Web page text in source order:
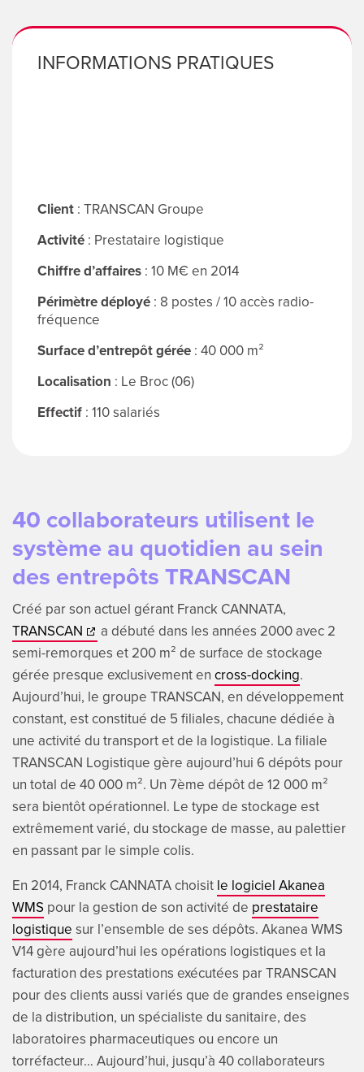
INFORMATIONS PRATIQUES
Client: TRANSCAN Groupe
Activité: Prestataire logistique
Chiffre d’affaires: 10 M€ en 2014
Périmètre déployé: 8 postes / 10 accès radio-
fréquence
Surface d’entrepôt gérée: 40 000 m²
Localisation : Le Broc (06)
Effectif: 110 salariés
40 collaborateurs utilisent le
système au quotidien au sein
des entrepôts TRANSCAN
Créé par son actuel gérant Franck CANNATA,
TRANSCAN
a débuté dans les années 2000 avec 2
semi-remorques et 200 m² de surface de stockage
gérée presque exclusivement en cross-docking.
Aujourd’hui, le groupe TRANSCAN, en développement
constant, est constitué de 5 filiales, chacune dédiée à
une activité du transport et de la logistique. La filiale
TRANSCAN Logistique gère aujourd’hui 6 dépôts pour
un total de 40 000 m². Un 7ème dépôt de 12 000 m²
sera bientôt opérationnel. Le type de stockage est
extrêmement varié, du stockage de masse, au palettier
en passant par le simple colis.
En 2014, Franck CANNATA choisit le logiciel Akanea
WMSpour la gestion de son activité de prestataire
logistique sur l’ensemble de ses dépôts. Akanea WMS
V14 gère aujourd’hui les opérations logistiques et la
facturation des prestations exécutées par TRANSCAN
pour des clients aussi variés que de grandes enseignes
de la distribution, un spécialiste du sanitaire, des
laboratoires pharmaceutiques ou encore un
torréfacteur… Aujourd’hui, jusqu’à 40 collaborateurs